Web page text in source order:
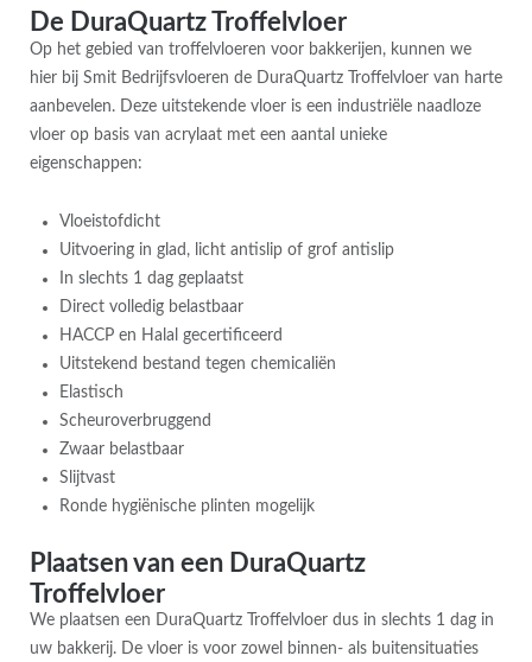
De DuraQuartz Troffelvloer
Op het gebied van troffelvloeren voor bakkerijen, kunnen we
hier bij Smit Bedrijfsvloeren de DuraQuartz Troffelvloer van harte
aanbevelen. Deze uitstekende vloer is een industriële naadloze
vloer op basis van acrylaat met een aantal unieke
eigenschappen:
Vloeistofdicht
Uitvoering in glad, licht antislip of grof antislip
In slechts 1 dag geplaatst
Direct volledig belastbaar
HACCP en Halal gecertificeerd
Uitstekend bestand tegen chemicaliën
Elastisch
Scheuroverbruggend
Zwaar belastbaar
Slijtvast
Ronde hygiënische plinten mogelijk
Plaatsen van een DuraQuartz
Troffelvloer
We plaatsen een DuraQuartz Troffelvloer dus in slechts 1 dag in
uw bakkerij. De vloer is voor zowel binnen- als buitensituaties